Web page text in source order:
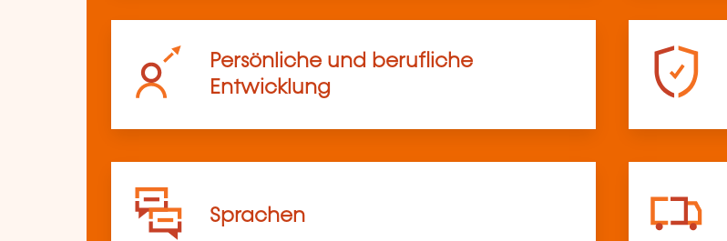
Persönliche und berufliche
Entwicklung
Sprachen